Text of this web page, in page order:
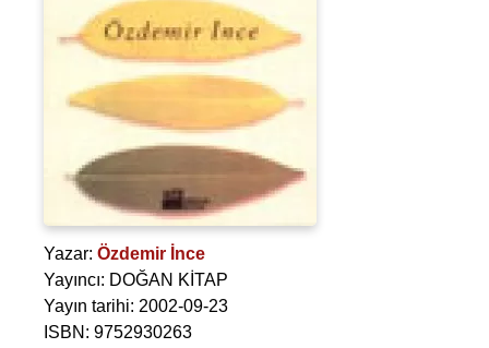
Yazar: Özdemir İnce
Yayıncı: DOĞAN KİTAP
Yayın tarihi: 2002-09-23
ISBN: 9752930263